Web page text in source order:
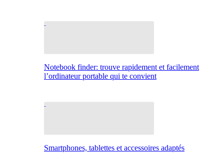
Notebook finder: trouve rapidement et facilement
l’ordinateur portable qui te convient
Smartphones, tablettes et accessoires adaptés